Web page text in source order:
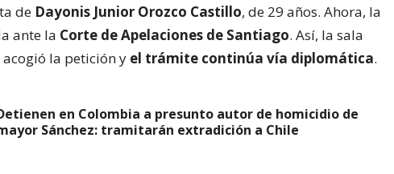
de Dayonis Junior Orozco Castillo, de 29 años. Ahora, la
ante la Corte de Apelaciones de Santiago. Así, la sala
la petición y el trámite continúa vía diplomática.
en Colombia a presunto autor de homicidio de
Sánchez: tramitarán extradición a Chile